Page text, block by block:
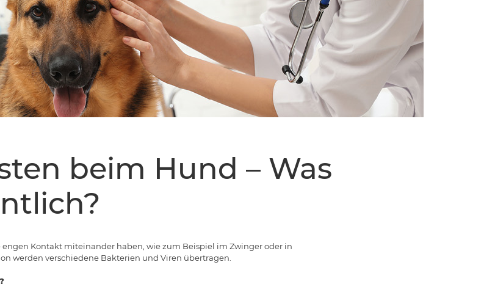
beim Hund – Was
Kontakt miteinander haben, wie zum Beispiel im Zwinger oder in
werden verschiedene Bakterien und Viren übertragen.